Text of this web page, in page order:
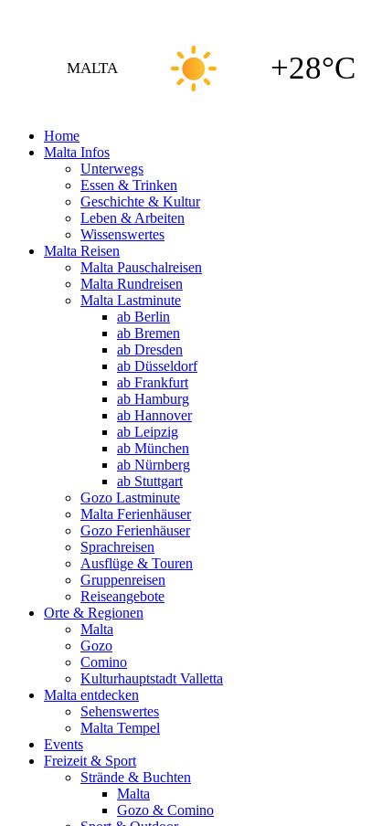
MALTA +28°C
Home
Malta Infos
Unterwegs
Essen & Trinken
Geschichte & Kultur
Leben & Arbeiten
Wissenswertes
Malta Reisen
Malta Pauschalreisen
Malta Rundreisen
Malta Lastminute
ab Berlin
ab Bremen
ab Dresden
ab Düsseldorf
ab Frankfurt
ab Hamburg
ab Hannover
ab Leipzig
ab München
ab Nürnberg
ab Stuttgart
Gozo Lastminute
Malta Ferienhäuser
Gozo Ferienhäuser
Sprachreisen
Ausflüge & Touren
Gruppenreisen
Reiseangebote
Orte & Regionen
Malta
Gozo
Comino
Kulturhauptstadt Valletta
Malta entdecken
Sehenswertes
Malta Tempel
Events
Freizeit & Sport
Strände & Buchten
Malta
Gozo & Comino